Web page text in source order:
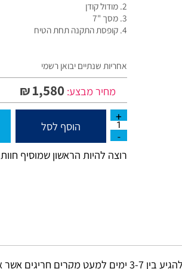
אחריות שנתיים יבואן רשמי
מחיר מבצע: ₪1,580
הוסף לסל